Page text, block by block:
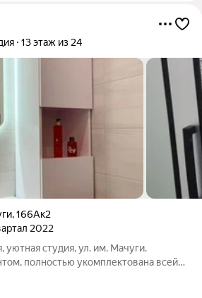
13 этаж из 24
,166Ак2
2022
уютная студия, ул. им. Мачуги.
полностью укомплектована всей
техникой. Закрытая территория.
- ландшафтное озеленение,